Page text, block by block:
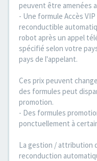
peuvent être amenées
- Une formule Accès
reconductible
robot après un appel
spécifié selon votre
pays de l'appelant.
Ces prix peuvent
des formules peut
promotion.
- Des formules
ponctuellement à
La gestion / attribution
reconduction